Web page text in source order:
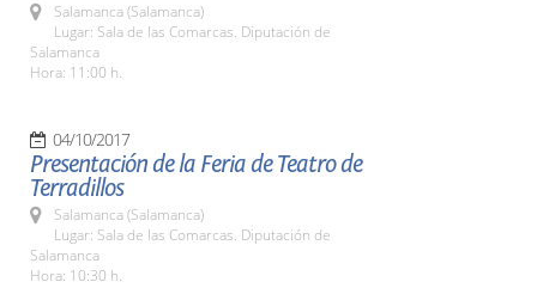
Salamanca (Salamanca)
Lugar: Sala de las Comarcas. Diputación de
Salamanca
Hora: 11:00 h.
04/10/2017
Presentación de la Feria de Teatro de
Terradillos
Salamanca (Salamanca)
Lugar: Sala de las Comarcas. Diputación de
Salamanca
Hora: 10:30 h.